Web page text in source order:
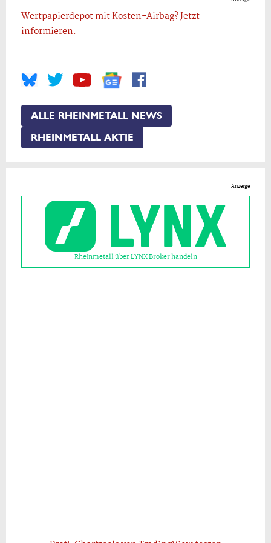
Wertpapierdepot mit Kosten-Airbag? Jetzt
informieren.
ALLE RHEINMETALL NEWS
RHEINMETALL AKTIE
Anzeige
Rheinmetall über LYNX Broker handeln